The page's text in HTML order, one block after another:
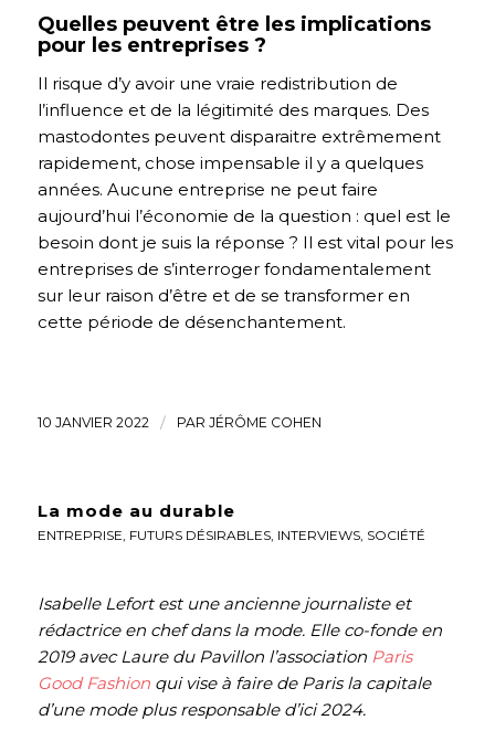
Quelles peuvent être les implications
pour les entreprises ?
Il risque d’y avoir une vraie redistribution de
l’influence et de la légitimité des marques. Des
mastodontes peuvent disparaitre extrêmement
rapidement, chose impensable il y a quelques
années. Aucune entreprise ne peut faire
aujourd’hui l’économie de la question : quel est le
besoin dont je suis la réponse ? Il est vital pour les
entreprises de s’interroger fondamentalement
sur leur raison d’être et de se transformer en
cette période de désenchantement.
10 JANVIER 2022 / PAR JÉRÔME COHEN
La mode au durable
ENTREPRISE, FUTURS DÉSIRABLES, INTERVIEWS, SOCIÉTÉ
Isabelle Lefort est une ancienne journaliste et
rédactrice en chef dans la mode. Elle co-fonde en
2019 avec Laure du Pavillon l’association Paris
Good Fashionqui vise à faire de Paris la capitale
d’une mode plus responsable d’ici 2024.